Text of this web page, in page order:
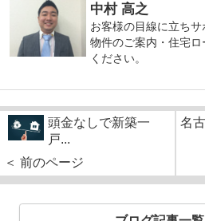
中村 高之
お客様の目線に立ちサ
物件のご案内・住宅
ください。
頭金なしで新築一
戸...
＜ 前のページ
名